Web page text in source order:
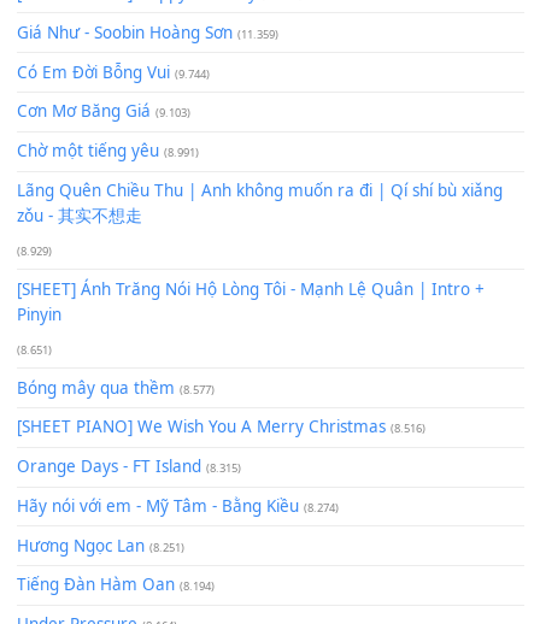
Lượt xem: 44
Để lại một bình luận
Xem nhiều nhất
Buông bỏ sự phụ thuộc nơi anh (Pinyin)
Phép Màu (OST Đàn Cá Gỗ) (15.618)
[SHEET PIANO] Happy Birthday
Giá Như - Soobin Hoàng Sơn
Có Em Đời Bỗng Vui (9.744)
Cơn Mơ Băng Giá (9.103)
Chờ một tiếng yêu
Lãng Quên Chiều Thu | Anh không muốn ra đi | Qí shí bù
zǒu - 其实不想走